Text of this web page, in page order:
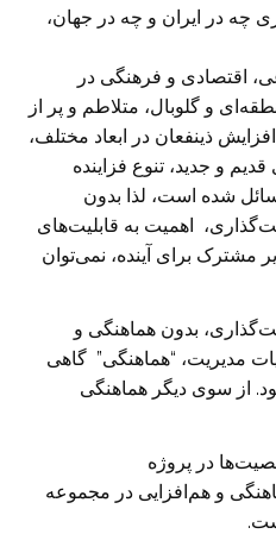
چه در ایران و چه در جهان،
اقتصادی و فرهنگی در
و گلوبال، متلاطم و پر از
ذینفعان در ابعاد مختلف،
و جدید، تنوع فزاینده
شده است، لذا بدون
اهمیت به قابلیت‌های
مشترک برای آینده، نمی‌توان
بدون هماهنگی و
مدیریت، “هماهنگی” گاهی
از سوی دیگر هماهنگی
در پروژه‌
و هم‌افزایی در مجموعه